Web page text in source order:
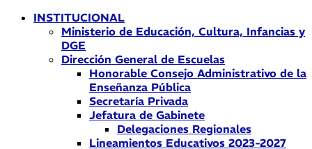
INSTITUCIONAL
Ministerio de Educación, Cultura, Infancias y
DGE
Dirección General de Escuelas
Honorable Consejo Administrativo de la
Enseñanza Pública
Secretaría Privada
Jefatura de Gabinete
Delegaciones Regionales
Lineamientos Educativos 2023-2027